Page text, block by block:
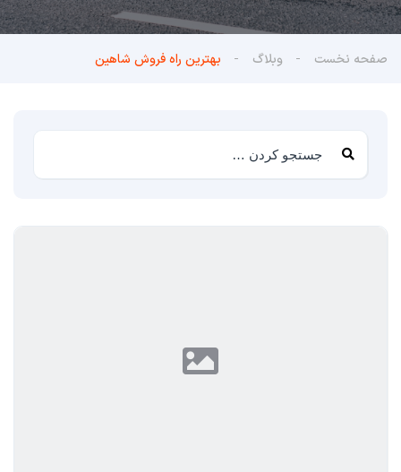
صفحه نخست وبلاگ بهترین راه فروش شاهین